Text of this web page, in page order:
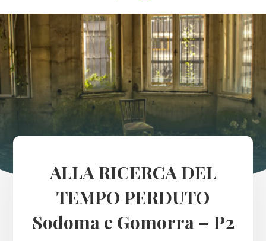
ALLA RICERCA DEL
TEMPO PERDUTO
Sodoma e Gomorra – P2